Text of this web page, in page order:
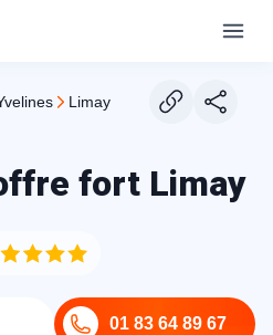
yvelines limay
fort Limay
01 83 64 89 67